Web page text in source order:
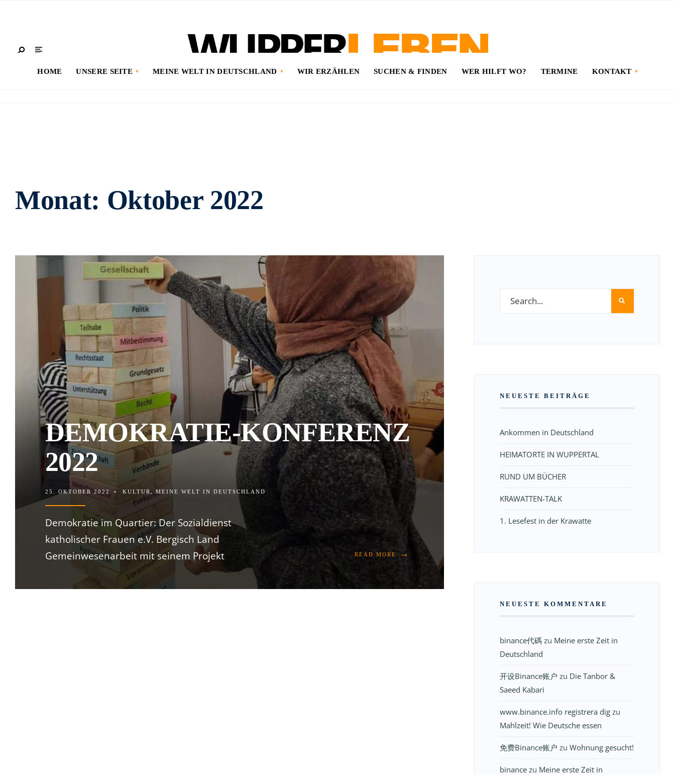
HOME UNSERE SEITE MEINE WELT IN DEUTSCHLAND WIR ERZÄHLEN SUCHEN & FINDEN WER HILFT WO? TERMINE KONTAKT
Monat: Oktober 2022
DEMOKRATIE-KONFERENZ
2022
25. OKTOBER 2022 • KULTUR MEINE WELT IN DEUTSCHLAND
Demokratie im Quartier: Der Sozialdienst
katholischer Frauen e.V. Bergisch Land
Gemeinwesenarbeit mit seinem Projekt
READ MORE →
NEUESTE BEITRÄGE
Ankommen in Deutschland
HEIMATORTE IN WUPPERTAL
RUND UM BÜCHER
KRAWATTEN-TALK
1. Lesefest in der Krawatte
NEUESTE KOMMENTARE
binance代碼zu Meine erste Zeit in
Deutschland
开设Binance账户 zu Die Tanbor &
Saeed Kabari
www.binance.info registrera digzu
Mahlzeit! Wie Deutsche essen
免费Binance账户 zu Wohnung gesucht!
binancezu Meine erste Zeit in